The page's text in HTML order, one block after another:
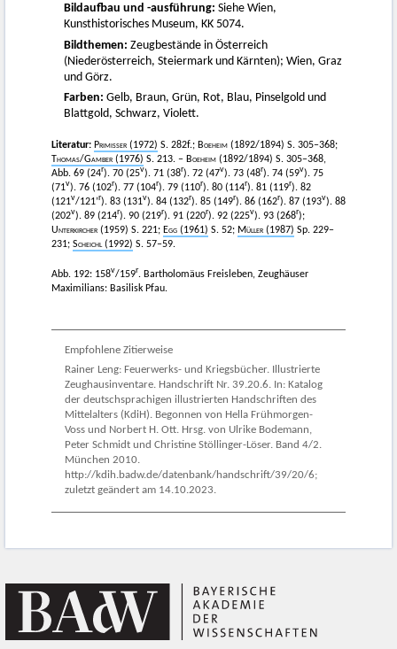
Bildaufbau und -ausführung: Siehe Wien,
Kunsthistorisches Museum, KK 5074.
Bildthemen: Zeugbestände in Österreich
(Niederösterreich, Steiermark und Kärnten); Wien, Graz
und Görz.
Farben: Gelb, Braun, Grün, Rot, Blau, Pinselgold und
Blattgold, Schwarz, Violett.
Literatur: Primisser (1972) S. 282f.; Boeheim (1892/1894) S. 305–368;
Thomas/Gamber (1976) S. 213. – Boeheim (1892/1894) S. 305–368,
Abb. 69 (24r). 70 (25v). 71 (38r). 72 (47v). 73 (48r). 74 (59v). 75
(71v). 76 (102r). 77 (104r). 79 (110r). 80 (114r). 81 (119r). 82
(121v/121’r). 83 (131v). 84 (132r). 85 (149r). 86 (162r). 87 (193v). 88
(202v). 89 (214r). 90 (219r). 91 (220r). 92 (225v). 93 (268r);
Unterkircher (1959) S. 221; Egg (1961) S. 52; Müller (1987) Sp. 229–
231; Scheichl(1992) S. 57–59.
Abb. 192: 158v/159r. Bartholomäus Freisleben, Zeughäuser
Maximilians: Basilisk Pfau.
Empfohlene Zitierweise
Rainer Leng: Feuerwerks- und Kriegsbücher. Illustrierte
Zeughausinventare. Handschrift Nr. 39.20.6. In: Katalog
der deutschsprachigen illustrierten Handschriften des
Mittelalters (KdiH). Begonnen von Hella Frühmorgen-
Voss und Norbert H. Ott. Hrsg. von Ulrike Bodemann,
Peter Schmidt und Christine Stöllinger-Löser. Band 4/2.
München 2010.
http://kdih.badw.de/datenbank/handschrift/39/20/6;
zuletzt geändert am 14.10.2023.